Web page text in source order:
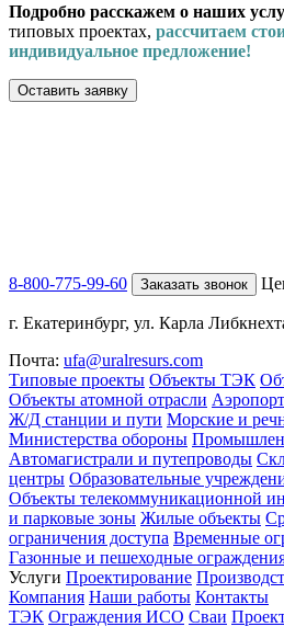
Подробно расскажем о наших
типовых проектах, рассчитаем
индивидуальное предложение!
Оставить заявку
8-800-775-99-60 Заказать звонок
г. Екатеринбург, ул. Карла
Почта: ufa@uralresurs.com
Типовые проекты Объекты ТЭК
Объекты атомной отрасли
Ж/Д станции и пути Морские и
Министерства обороны
Автомагистрали и путепроводы
центры Образовательные
Объекты телекоммуникационной
и парковые зоны Жилые объекты
ограничения доступа Временные
Газонные и пешеходные
Услуги Проектирование
Компания Наши работы Контакты
ТЭК Ограждения ИСО Сваи